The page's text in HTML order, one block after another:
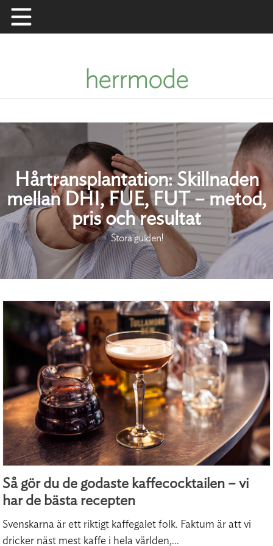
Skip
to
herrmode
Hårtransplantation: Skillnaden
mellan DHI, FUE, FUT – metod,
pris och resultat
Stora guiden!
Så gör du de godaste kaffecocktailen – vi
har de bästa recepten
Svenskarna är ett riktigt kaffegalet folk. Faktum är att vi
dricker näst mest kaffe i hela världen,...